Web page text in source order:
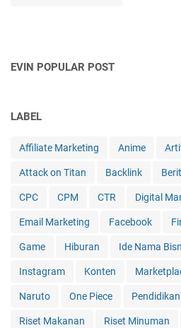
EVIN POPULAR POST
LABEL
Affiliate Marketing Anime
Attack on Titan Backlink
CPC CPM CTR Digital
Email Marketing Facebook
Game Hiburan Ide Nama
Instagram Konten
Naruto One Piece Pendidikan
Riset Makanan Riset Minuman